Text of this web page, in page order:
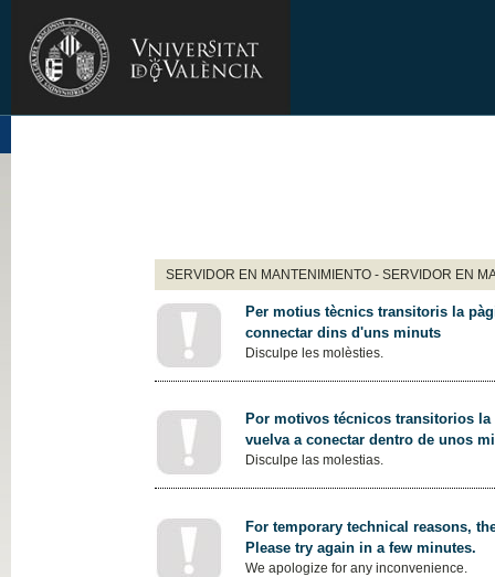
SERVIDOR EN MANTENIMIENTO - SERVIDOR EN
Per motius tècnics transitoris la
connectar dins d'uns minuts
Disculpe les molèsties.
Por motivos técnicos transitorios
vuelva a conectar dentro de unos
Disculpe las molestias.
For temporary technical reasons,
Please try again in a few minutes.
We apologize for any inconvenience.